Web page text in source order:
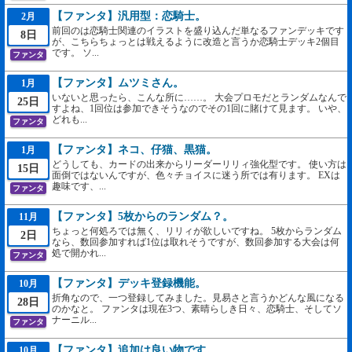
2月
8日
ファンタ
【ファンタ】汎用型：恋騎士。
前回のは恋騎士関連のイラストを盛り込んだ単なるファンデッキです
が、こちらちょっとは戦えるように改造と言うか恋騎士デッキ2個目
です。 ソ...
1月
25日
ファンタ
【ファンタ】ムツミさん。
いないと思ったら、こんな所に……。 大会プロモだとランダムなんで
すよね、1回位は参加できそうなのでその1回に賭けて見ます。 いや、
どれも...
1月
15日
ファンタ
【ファンタ】ネコ、仔猫、黒猫。
どうしても、カードの出来からリーダーリリィ強化型です。 使い方は
面倒ではないんですが、色々チョイスに迷う所では有ります。 EXは
趣味です、...
11月
2日
ファンタ
【ファンタ】5枚からのランダム？。
ちょっと何処ろでは無く、リリィが欲しいですね。 5枚からランダム
なら、数回参加すれば1位は取れそうですが、数回参加する大会は何
処で開かれ...
10月
28日
ファンタ
【ファンタ】デッキ登録機能。
折角なので、一つ登録してみました。見易さと言うかどんな風になる
のかなと。 ファンタは現在3つ、素晴らしき日々、恋騎士、そしてソ
ナーニル...